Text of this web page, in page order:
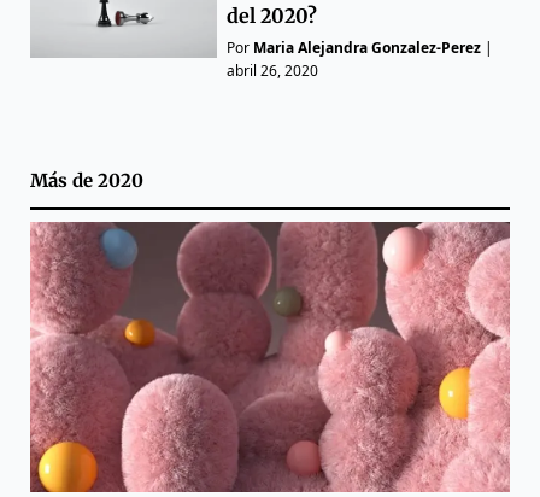
del 2020?
Por Maria Alejandra Gonzalez-Perez |
abril 26, 2020
Más de 2020